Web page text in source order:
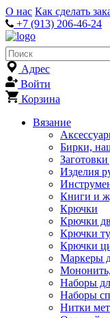
О нас Как сделать
+7 (913) 206-46-24
Адрес
Войти
Корзина
Вязание
Бирки,
Изделия
Книги и
Крючки
Крючки
Крючки
Крючки
Маркеры
Наборы
Наборы
Нитки